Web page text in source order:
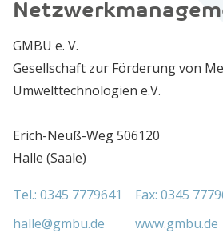
GMBU e. V.
Gesellschaft zur Förderung von
Umwelttechnologien e.V.
Erich-Neuß-Weg 506120
Halle (Saale)
Tel.: 0345 7779641
Fax: 0345
halle@gmbu.de
www.gmbu.de